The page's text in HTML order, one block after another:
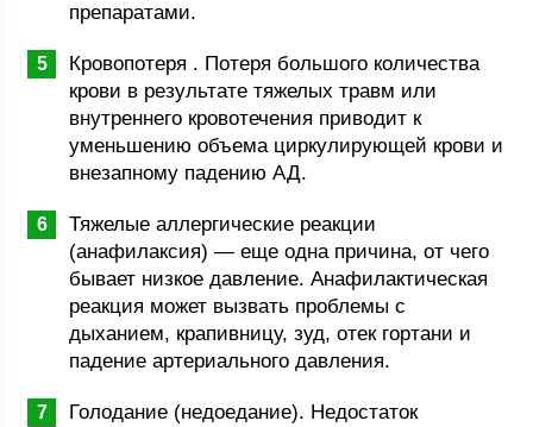
препаратами.
Кровопотеря . Потеря большого количества
крови в результате тяжелых травм или
внутреннего кровотечения приводит к
уменьшению объема циркулирующей крови и
внезапному падению АД.
Тяжелые аллергические реакции
(анафилаксия) — еще одна причина, от чего
бывает низкое давление. Анафилактическая
реакция может вызвать проблемы с
дыханием, крапивницу, зуд, отек гортани и
падение артериального давления.
Голодание (недоедание). Недостаток